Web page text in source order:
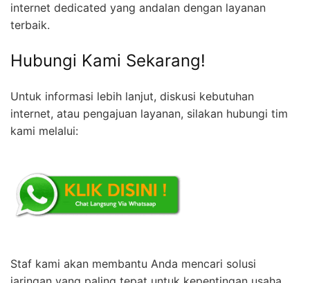
internet dedicated yang andalan dengan layanan
terbaik.
Hubungi Kami Sekarang!
Untuk informasi lebih lanjut, diskusi kebutuhan
internet, atau pengajuan layanan, silakan hubungi tim
kami melalui:
Staf kami akan membantu Anda mencari solusi